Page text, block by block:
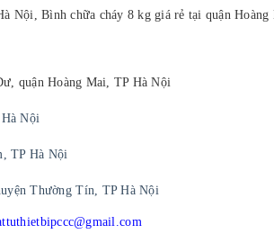
Nội, Bình chữa cháy 8 kg giá rẻ tại quận
quận Hoàng Mai, TP Hà Nội
Nội
TP Hà Nội
Thường Tín, TP Hà Nội